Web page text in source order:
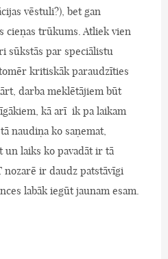
vēstuli?), bet gan
cieņas trūkums. Atliek vien
sūkstās par speciālistu
kritiskāk paraudzīties
darba meklētājiem būt
kā arī ik pa laikam
naudiņa ko saņemat,
un laiks ko pavadāt ir tā
nozarē ir daudz patstāvīgi
labāk iegūt jaunam esam.